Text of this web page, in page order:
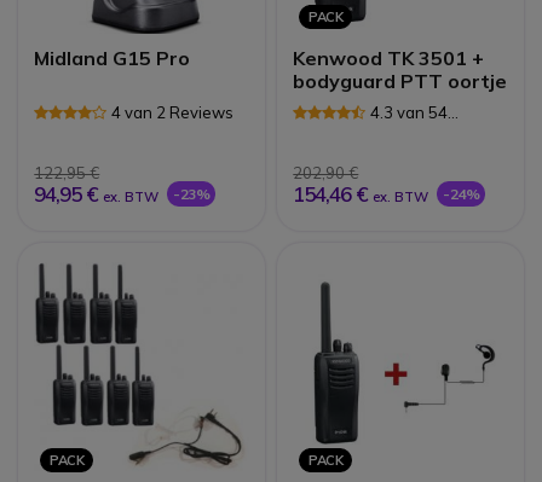
Midland G15 Pro
4 van 2 Reviews
122,95 €
94,95 € ex. BTW -23%
PACK
Kenwood TK 3501 +
bodyguard PTT oortje
4.3 van 54
202,90 €
154,46 € ex. BTW -24%
PACK PACK